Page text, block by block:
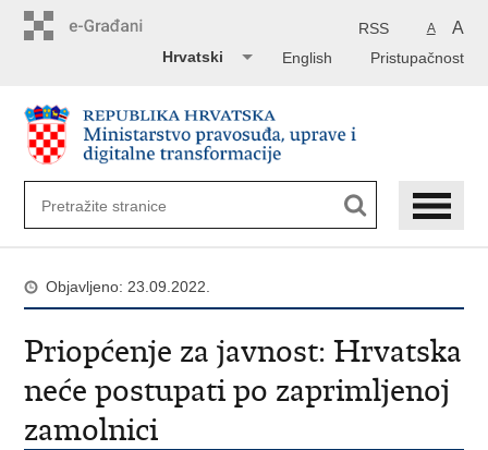
A A
RSS
Pristupačnost
English
Hrvatski
Objavljeno: 23.09.2022.
Priopćenje za javnost: Hrvatska
neće postupati po zaprimljenoj
zamolnici